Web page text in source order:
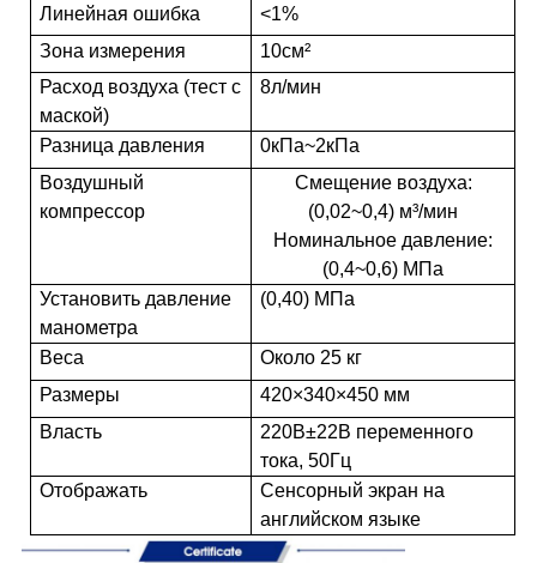
Линейная ошибка
<1%
Зона измерения
10см²
Расход воздуха (тест с
маской)
8л/мин
Разница давления
0кПа~2кПа
Воздушный
компрессор
Смещение воздуха:
(0,02~0,4) м³/мин
Номинальное давление:
(0,4~0,6) МПа
Установить давление
манометра
(0,40) МПа
Веса
Около 25 кг
Размеры
420×340×450 мм
Власть
220В±22В переменного
тока, 50Гц
Отображать
Сенсорный экран на
английском языке